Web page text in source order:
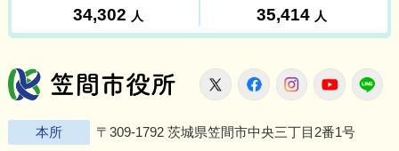
笠間市役所
X FacebookInstagram
本所 〒309-1792 茨城県笠間市中央三丁目2番1号